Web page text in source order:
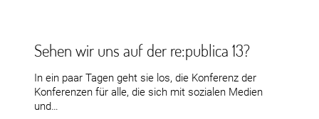
Sehen wir uns auf der re:publica 13?
In ein paar Tagen geht sie los, die Konferenz der
Konferenzen für alle, die sich mit sozialen Medien
und…